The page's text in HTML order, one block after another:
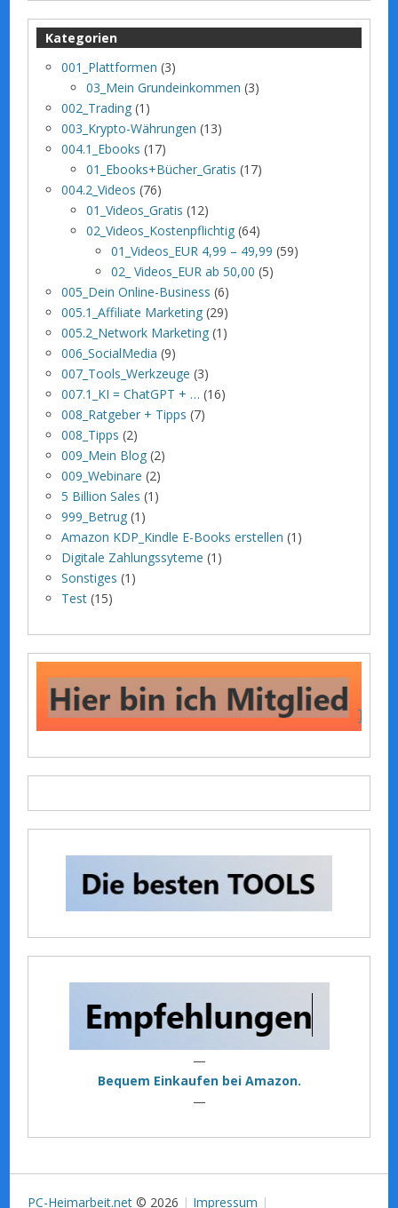
Kategorien
001_Plattformen (3)
03_Mein Grundeinkommen (3)
002_Trading (1)
003_Krypto-Währungen (13)
004.1_Ebooks (17)
01_Ebooks+Bücher_Gratis (17)
004.2_Videos (76)
01_Videos_Gratis (12)
02_Videos_Kostenpflichtig (64)
01_Videos_EUR 4,99 – 49,99 (59)
02_ Videos_EUR ab 50,00 (5)
005_Dein Online-Business (6)
005.1_Affiliate Marketing (29)
005.2_Network Marketing (1)
006_SocialMedia (9)
007_Tools_Werkzeuge (3)
007.1_KI = ChatGPT + … (16)
008_Ratgeber + Tipps (7)
008_Tipps (2)
009_Mein Blog (2)
009_Webinare (2)
5 Billion Sales (1)
999_Betrug (1)
Amazon KDP_Kindle E-Books erstellen (1)
Digitale Zahlungssyteme (1)
Sonstiges (1)
Test (15)
—
Bequem Einkaufen bei Amazon.
—
PC-Heimarbeit.net © 2026 Impressum